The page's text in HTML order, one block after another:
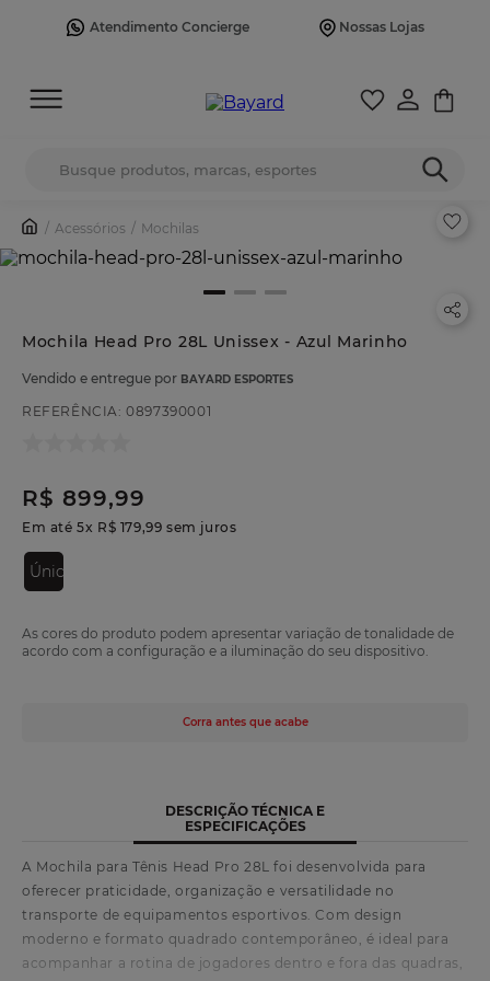
Atendimento Concierge Nossas Lojas
Acessórios Mochilas
Mochila Head Pro 28L Unissex - Azul Marinho
Vendido e entregue por BAYARD ESPORTES
REFERÊNCIA:0897390001
R$ 899,99
Em até5x R$ 179,99 sem juros
Único
As cores do produto podem apresentar variação de tonalidade de
acordo com a configuração e a iluminação do seu dispositivo.
Corra antes que acabe
DESCRIÇÃO TÉCNICA E
ESPECIFICAÇÕES
A Mochila para Tênis Head Pro 28L foi desenvolvida para
oferecer praticidade, organização e versatilidade no
transporte de equipamentos esportivos. Com design
moderno e formato quadrado contemporâneo, é ideal para
acompanhar a rotina de jogadores dentro e fora das quadras,